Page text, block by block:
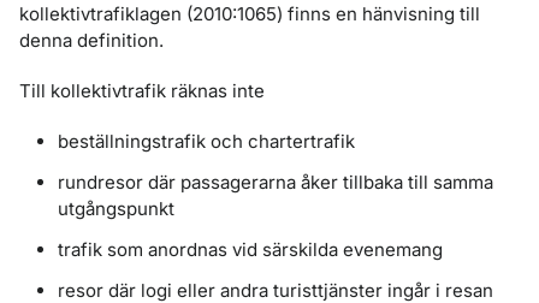
kollektivtrafiklagen (2010:1065) finns en hänvisning till
denna definition.
Till kollektivtrafik räknas inte
beställningstrafik och chartertrafik
rundresor där passagerarna åker tillbaka till samma
utgångspunkt
trafik som anordnas vid särskilda evenemang
resor där logi eller andra turisttjänster ingår i resan